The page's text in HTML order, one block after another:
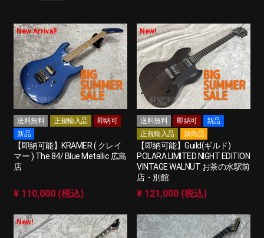
New Arrival!
送料無料 正規輸入品
即納可
新品
【即納可能】KRAMER ( クレイ
マー ) The 84/ Blue Metallic 広島
店
¥ 110,000 (税込)
New!
送料無料 即納可
新品
正規輸入品
新商品
【即納可能】Guild(ギルド)
POLARA LIMITED NIGHT EDITION
VINTAGE WALNUT お茶の水駅前
店・別館
¥ 121,000 (税込)
New!